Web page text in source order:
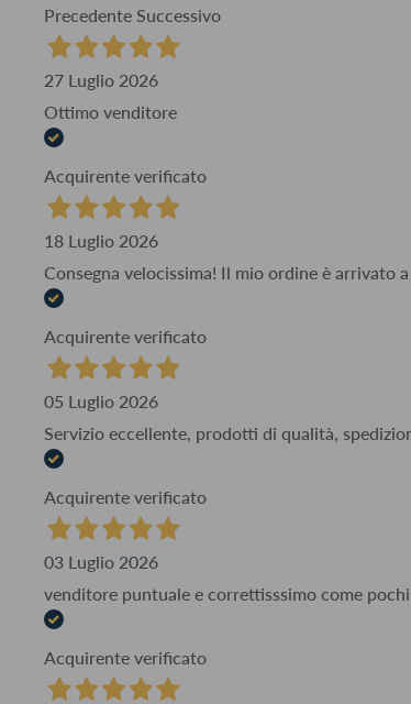
Precedente Successivo
27 Luglio 2026
Ottimo venditore
Acquirente verificato
18 Luglio 2026
Consegna velocissima! Il mio ordine è arrivato
Acquirente verificato
05 Luglio 2026
Servizio eccellente, prodotti di qualità,
Acquirente verificato
03 Luglio 2026
venditore puntuale e correttisssimo come
Acquirente verificato